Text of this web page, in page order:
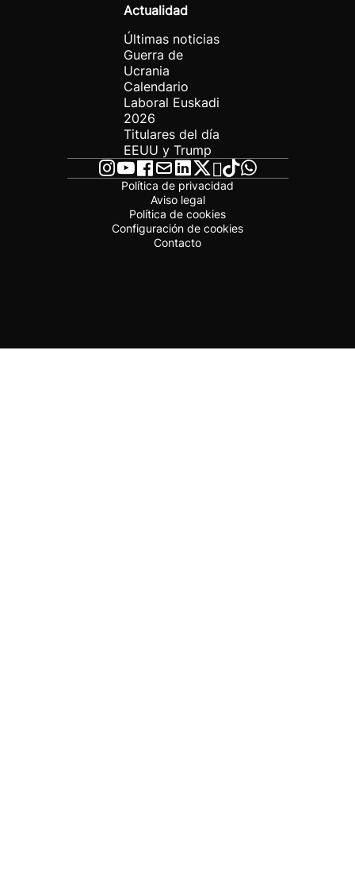
Actualidad
Últimas noticias
Guerra de
Ucrania
Calendario
Laboral Euskadi
2026
Titulares del día
EEUU y Trump
Política de privacidad
Aviso legal
Política de cookies
Configuración de cookies
Contacto